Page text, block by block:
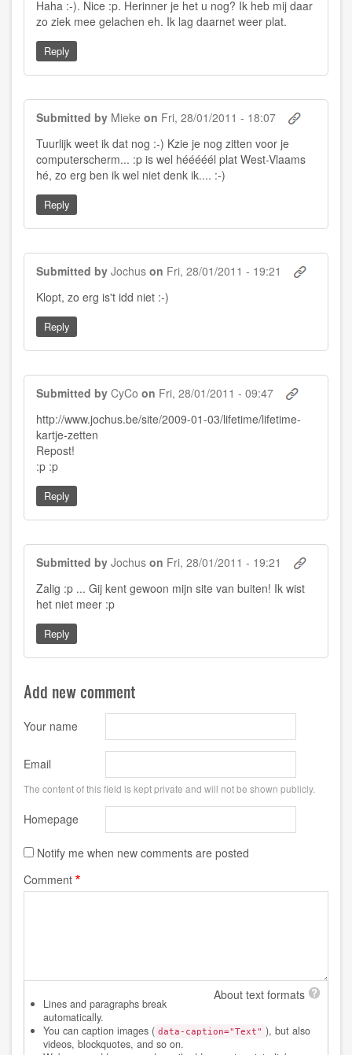
Haha :-). Nice :p. Herinner je het u nog? Ik heb mij daar
zo ziek mee gelachen eh. Ik lag daarnet weer plat.
Reply
Submitted by Mieke on Fri, 28/01/2011 - 18:07
In
reply
to
by
Jochus
Tuurlijk weet ik dat nog :-) Kzie je nog zitten voor je
computerscherm... :p is wel hééééél plat West-Vlaams
hé, zo erg ben ik wel niet denk ik.... :-)
Reply
Submitted by Jochus on Fri, 28/01/2011 - 19:21
In
reply
to
by
Mieke
Klopt, zo erg is't idd niet :-)
Reply
Submitted by CyCo on Fri, 28/01/2011 - 09:47
http://www.jochus.be/site/2009-01-03/lifetime/lifetime-
kartje-zetten
Repost!
:p :p
Reply
Submitted by Jochus on Fri, 28/01/2011 - 19:21
In
reply
to
CyCo
Zalig :p ... Gij kent gewoon mijn site van buiten! Ik wist
het niet meer :p
Reply
Add new comment
Your name
Email
The content of this field is kept private and will not be shown publicly.
Homepage
Notify me when new comments are posted
Comment
About text formats
Lines and paragraphs break
automatically.
You can caption images ( data-caption="Text" ), but also
videos, blockquotes, and so on.